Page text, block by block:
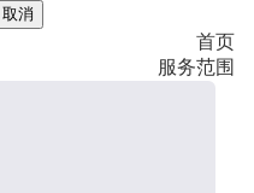
取消
首页
服务范围